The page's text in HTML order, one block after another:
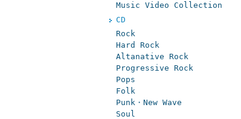
Music Video Collection
CD
Rock
Hard Rock
Altanative Rock
Progressive Rock
Pops
Folk
Punk・New Wave
Soul